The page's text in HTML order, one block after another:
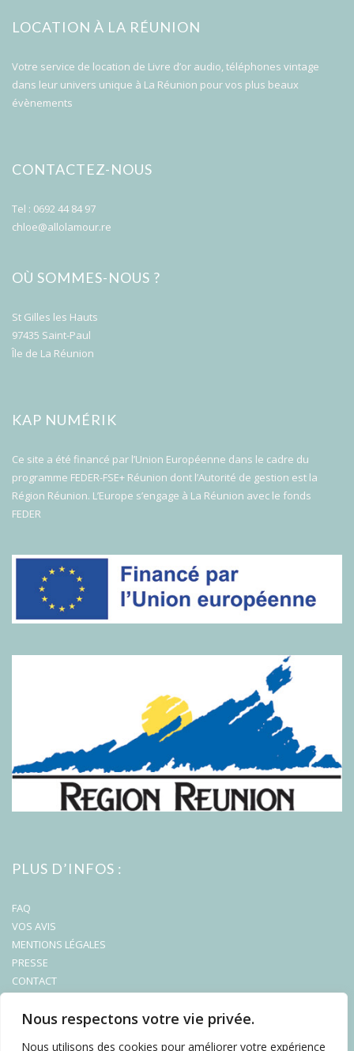
Nous respectons votre vie privée.
Nous utilisons des cookies pour améliorer votre expérience
LOCATION À LA RÉUNION
Votre service de location de Livre d’or audio, téléphones vintage
dans leur univers unique à La Réunion pour vos plus beaux
évènements
CONTACTEZ-NOUS
Tel : 0692 44 84 97
chloe@allolamour.re
OÙ SOMMES-NOUS ?
St Gilles les Hauts
97435 Saint-Paul
Île de La Réunion
KAP NUMÉRIK
Ce site a été financé par l’Union Européenne dans le cadre du
programme FEDER-FSE+ Réunion dont l’Autorité de gestion est la
Région Réunion. L’Europe s’engage à La Réunion avec le fonds
FEDER
PLUS D’INFOS :
FAQ
VOS AVIS
MENTIONS LÉGALES
PRESSE
CONTACT